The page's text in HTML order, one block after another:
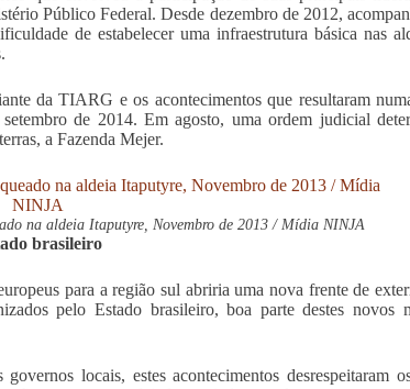
Público Federal. Desde dezembro de 2012,
de estabelecer uma infraestrutura básica nas
da TIARG e os acontecimentos que resultaram
de 2014. Em agosto, uma ordem judicial
a Fazenda Mejer.
na aldeia Itaputyre, Novembro de 2013 / Mídia NINJA
brasileiro
para a região sul abriria uma nova frente de
pelo Estado brasileiro, boa parte destes novos
locais, estes acontecimentos desrespeitaram